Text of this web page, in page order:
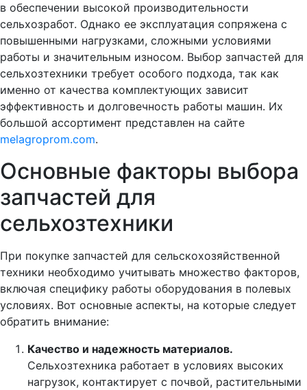
в обеспечении высокой производительности
сельхозработ. Однако ее эксплуатация сопряжена с
повышенными нагрузками, сложными условиями
работы и значительным износом. Выбор запчастей для
сельхозтехники требует особого подхода, так как
именно от качества комплектующих зависит
эффективность и долговечность работы машин. Их
большой ассортимент представлен на сайте
melagroprom.com.
Основные факторы выбора
запчастей для
сельхозтехники
При покупке запчастей для сельскохозяйственной
техники необходимо учитывать множество факторов,
включая специфику работы оборудования в полевых
условиях. Вот основные аспекты, на которые следует
обратить внимание:
Качество и надежность материалов.
Сельхозтехника работает в условиях высоких
нагрузок, контактирует с почвой, растительными